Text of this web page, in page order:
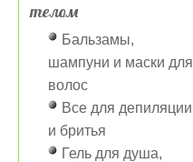
телом
Бальзамы,
шампуни и маски для
волос
Все для депиляции
и бритья
Гель для душа,